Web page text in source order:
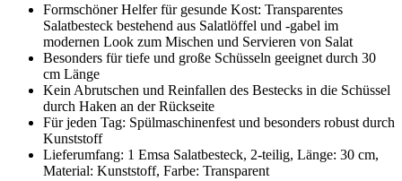
Formschöner Helfer für gesunde Kost: Transparentes
Salatbesteck bestehend aus Salatlöffel und -gabel im
modernen Look zum Mischen und Servieren von Salat
Besonders für tiefe und große Schüsseln geeignet durch 30
cm Länge
Kein Abrutschen und Reinfallen des Bestecks in die Schüssel
durch Haken an der Rückseite
Für jeden Tag: Spülmaschinenfest und besonders robust durch
Kunststoff
Lieferumfang: 1 Emsa Salatbesteck, 2-teilig, Länge: 30 cm,
Material: Kunststoff, Farbe: Transparent